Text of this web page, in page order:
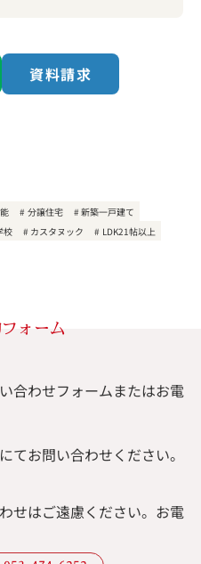
資料請求
分譲住宅
新築一戸建て
校 カスタヌック
LDK21帖以上
ォーム
合わせフォームまたはお電
お問い合わせください。
せはご遠慮ください。 お電